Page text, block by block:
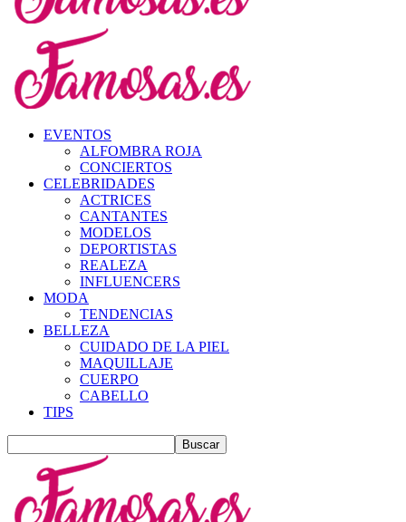
EVENTOS
ALFOMBRA ROJA
CONCIERTOS
CELEBRIDADES
ACTRICES
CANTANTES
MODELOS
DEPORTISTAS
REALEZA
INFLUENCERS
MODA
TENDENCIAS
BELLEZA
CUIDADO DE LA PIEL
MAQUILLAJE
CUERPO
CABELLO
TIPS